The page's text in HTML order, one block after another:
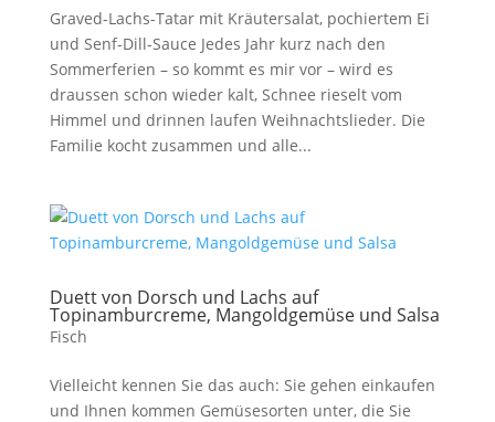
Graved-Lachs-Tatar mit Kräutersalat, pochiertem Ei
und Senf-Dill-Sauce Jedes Jahr kurz nach den
Sommerferien – so kommt es mir vor – wird es
draussen schon wieder kalt, Schnee rieselt vom
Himmel und drinnen laufen Weihnachtslieder. Die
Familie kocht zusammen und alle...
Duett von Dorsch und Lachs auf
Topinamburcreme, Mangoldgemüse und Salsa
Fisch
Vielleicht kennen Sie das auch: Sie gehen einkaufen
und Ihnen kommen Gemüsesorten unter, die Sie